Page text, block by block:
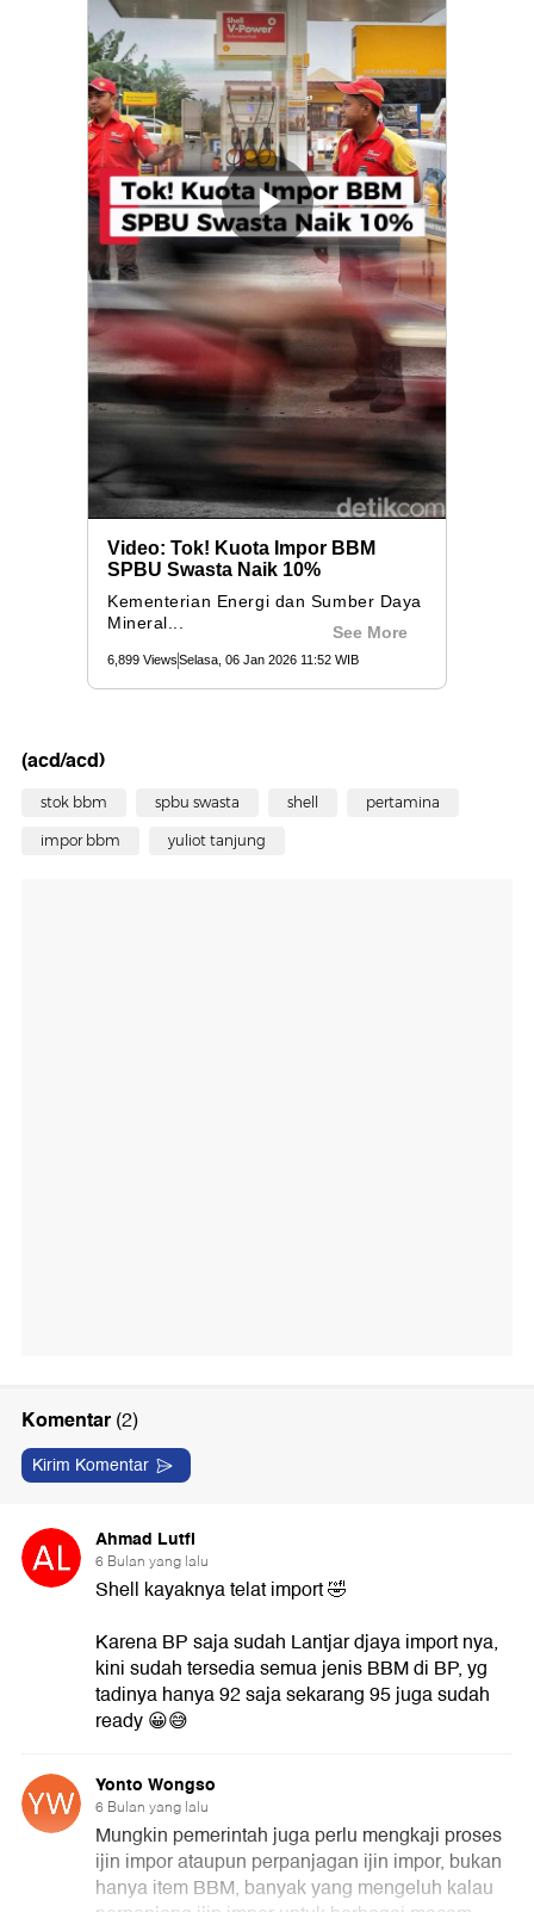
(acd/acd)
stok bbm spbu swasta shell pertamina
impor bbm yuliot tanjung